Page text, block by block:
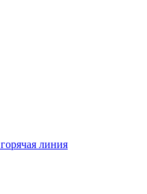
горячая линия